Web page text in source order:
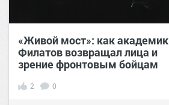
«Живой мост»: как академик
Филатов возвращал лица и
зрение фронтовым бойцам
2 0